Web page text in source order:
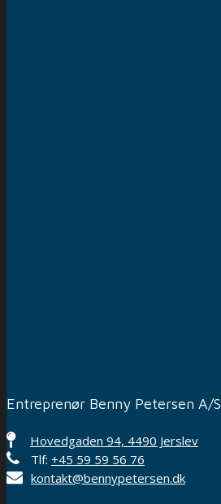
Entreprenør Benny Petersen A/S
Hovedgaden 94, 4490 Jerslev
Tlf: +45 59 59 56 76
kontakt@bennypetersen.dk